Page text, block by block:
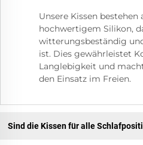
Unsere Kissen bestehen
hochwertigem Silikon,
witterungsbeständig
ist. Dies gewährleistet
Langlebigkeit und
den Einsatz im Freien.
Sind die Kissen für alle